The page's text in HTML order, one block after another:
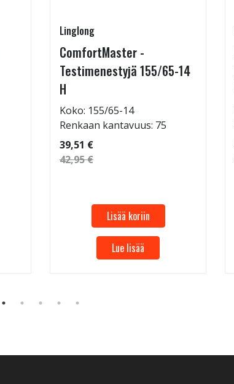
Linglong
ComfortMaster -
Testimenestyjä 155/65-14
H
Koko: 155/65-14
Renkaan kantavuus: 75
39,51 €
42,95 €
Lisää koriin
Lue lisää